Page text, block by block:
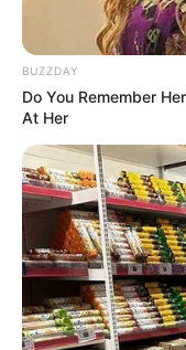
อ.คฑา ชินบัญชรฝากคา
ก้อนโตๆ
BUZZDAY
Do You Remember
At Her